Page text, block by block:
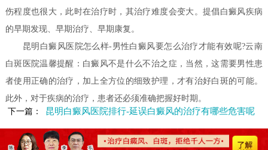
伤程度也很大，此时在治疗时，其治疗难度会变大。提倡白癜风疾病
的早期发现、早期治疗、早期康复。
昆明白癜风医院怎么样-男性白癜风要怎么治疗才能有效呢?云南
白斑医院温馨提醒：白癜风不是什么不治之症，当然，这需要男性患
者使用正确的治疗，加上全方位的细致护理，才有治好白斑的可能。
此外，对于疾病的治疗，患者还必须准确把握好时期。
下一篇：
昆明白癜风医院排行-延误白癜风的治疗有哪些危害呢